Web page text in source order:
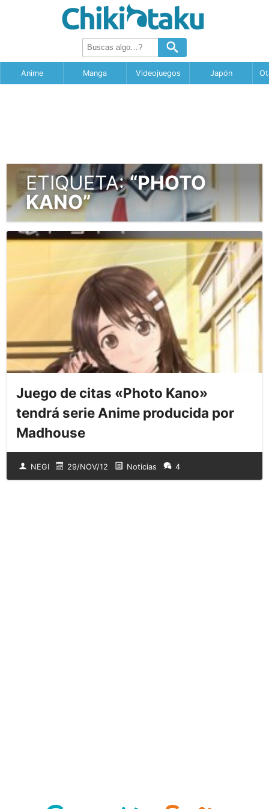
Anime Manga Videojuegos Japón
ETIQUETA:“PHOTO
KANO”
Juego de citas «Photo Kano»
tendrá serie Anime producida por
Madhouse
NEGI 29/NOV/12 Noticias 4